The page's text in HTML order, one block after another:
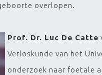
overlopen.
Prof. Dr. Luc De Catte
Verloskunde van het
onderzoek naar foetale